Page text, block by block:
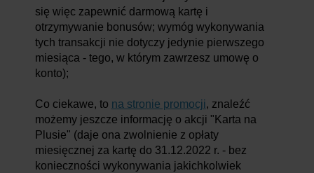
się więc zapewnić darmową kartę i
otrzymywanie bonusów; wymóg wykonywania
tych transakcji nie dotyczy jedynie pierwszego
miesiąca - tego, w którym zawrzesz umowę o
konto);
Co ciekawe, to na stronie promocji, znaleźć
możemy jeszcze informację o akcji "Karta na
Plusie" (daje ona zwolnienie z opłaty
miesięcznej za kartę do 31.12.2022 r. - bez
konieczności wykonywania jakichkolwiek